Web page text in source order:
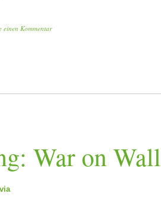
einen Kommentar
War on Wall